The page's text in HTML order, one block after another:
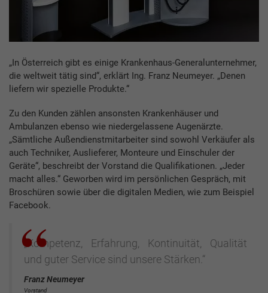
„In Österreich gibt es einige Krankenhaus-Generalunternehmer,
die weltweit tätig sind“, erklärt Ing. Franz Neumeyer. „Denen
liefern wir spezielle Produkte.“
Zu den Kunden zählen ansonsten Krankenhäuser und
Ambulanzen ebenso wie niedergelassene Augenärzte.
„Sämtliche Außendienstmitarbeiter sind sowohl Verkäufer als
auch Techniker, Auslieferer, Monteure und Einschuler der
Geräte“, beschreibt der Vorstand die Qualifikationen. „Jeder
macht alles.“ Geworben wird im persönlichen Gespräch, mit
Broschüren sowie über die digitalen Medien, wie zum Beispiel
Facebook.
„Kompetenz, Erfahrung, Kontinuität, Qualität
und guter Service sind unsere Stärken.“
Franz Neumeyer
Vorstand